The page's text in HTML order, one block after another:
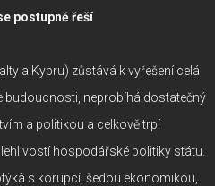
postupně řeší
a Kypru) zůstává k vyřešení celá
budoucnosti, neprobíhá dostatečný
a politikou a celkově trpí
hospodářské politiky státu.
s korupcí, šedou ekonomikou,